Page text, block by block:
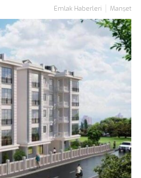
Emlak Haberleri Manşet